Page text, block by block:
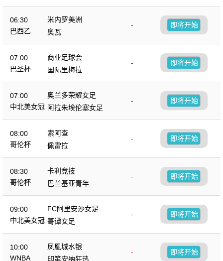
06:30
巴西乙
米内罗美洲
-
奥瓦
即将开始
07:00
巴圣杯
商业足球会
-
国际里梅拉
即将开始
07:00
中北美女冠
奥兰多荣耀女足
-
阿拉朱埃伦塞女足
即将开始
08:00
哥伦杯
索阿查
-
佩雷拉
即将开始
08:30
哥伦杯
卡利竞技
-
巴兰基亚青年
即将开始
09:00
中北美女冠
FC阿里安沙女足
-
哥谭女足
即将开始
10:00
WNBA
凤凰城水银
-
印第安纳狂热
即将开始